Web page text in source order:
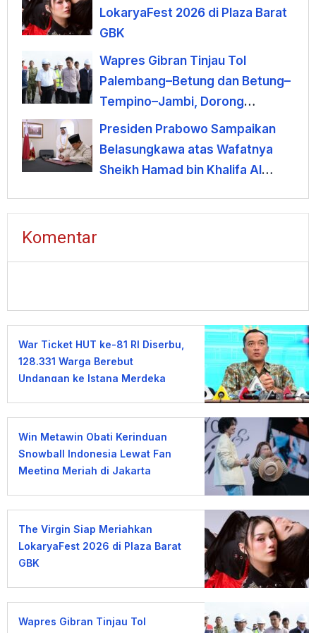
LokaryaFest 2026 di Plaza Barat
GBK
Wapres Gibran Tinjau Tol
Palembang–Betung dan Betung–
Tempino–Jambi, Dorong
Percepatan JTTS
Presiden Prabowo Sampaikan
Belasungkawa atas Wafatnya
Sheikh Hamad bin Khalifa Al
Komentar
War Ticket HUT ke-81 RI Diserbu,
128.331 Warga Berebut
Undangan ke Istana Merdeka
Win Metawin Obati Kerinduan
Snowball Indonesia Lewat Fan
Meeting Meriah di Jakarta
The Virgin Siap Meriahkan
LokaryaFest 2026 di Plaza Barat
GBK
Wapres Gibran Tinjau Tol